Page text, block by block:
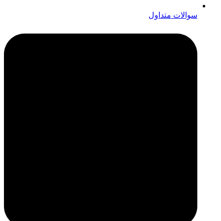
سوالات متداول